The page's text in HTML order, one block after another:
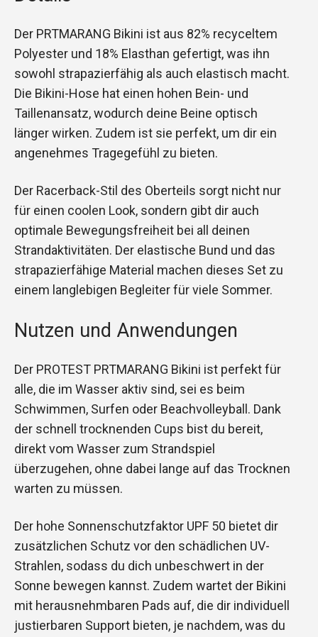
Der PRTMARANG Bikini ist aus 82% recyceltem
Polyester und 18% Elasthan gefertigt, was ihn
sowohl strapazierfähig als auch elastisch macht.
Die Bikini-Hose hat einen hohen Bein- und
Taillenansatz, wodurch deine Beine optisch
länger wirken. Zudem ist sie perfekt, um dir ein
angenehmes Tragegefühl zu bieten.
Der Racerback-Stil des Oberteils sorgt nicht nur
für einen coolen Look, sondern gibt dir auch
optimale Bewegungsfreiheit bei all deinen
Strandaktivitäten. Der elastische Bund und das
strapazierfähige Material machen dieses Set zu
einem langlebigen Begleiter für viele Sommer.
Nutzen und Anwendungen
Der PROTEST PRTMARANG Bikini ist perfekt für
alle, die im Wasser aktiv sind, sei es beim
Schwimmen, Surfen oder Beachvolleyball. Dank
der schnell trocknenden Cups bist du bereit,
direkt vom Wasser zum Strandspiel
überzugehen, ohne dabei lange auf das Trocknen
warten zu müssen.
Der hohe Sonnenschutzfaktor UPF 50 bietet dir
zusätzlichen Schutz vor den schädlichen UV-
Strahlen, sodass du dich unbeschwert in der
Sonne bewegen kannst. Zudem wartet der Bikini
mit herausnehmbaren Pads auf, die dir individuell
justierbaren Support bieten, je nachdem, was du